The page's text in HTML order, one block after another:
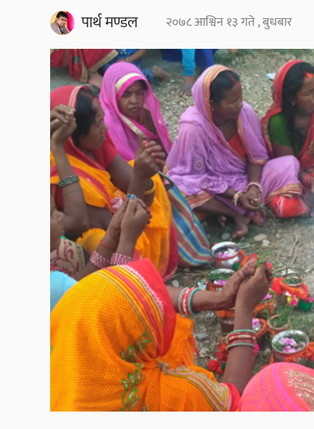
पार्थ मण्डल २०७८ आश्विन १३ गते , बुधबार